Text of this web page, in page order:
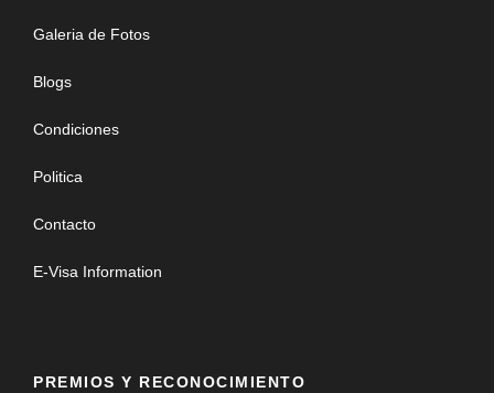
Galeria de Fotos
Blogs
Condiciones
Politica
Contacto
E-Visa Information
PREMIOS Y RECONOCIMIENTO